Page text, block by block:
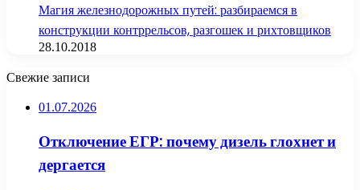
Магия железнодорожных путей: разбираемся в
конструкции контррельсов, разгошек и рихтовщиков
28.10.2018
Свежие записи
01.07.2026
Отключение ЕГР: почему дизель глохнет и
дергается